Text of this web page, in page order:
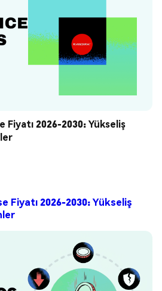
Fiyatı 2026-2030: Yükseliş
Fiyatı 2026-2030: Yükseliş